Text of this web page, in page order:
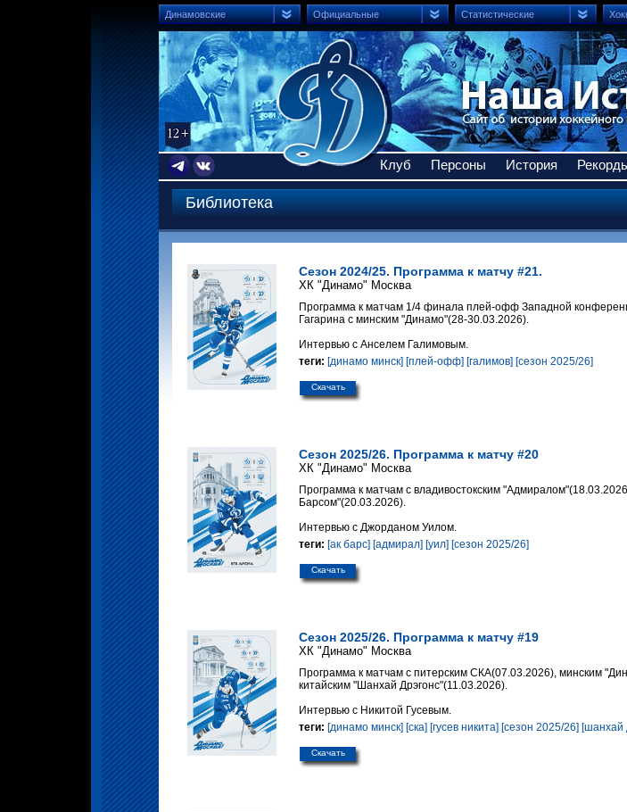
Динамовские Официальные Статистические
Клуб Персоны История
Библиотека
Сезон 2024/25. Программа к матчу #21.
ХК "Динамо" Москва
Программа к матчам 1/4 финала плей-офф Западной
Гагарина с минским "Динамо"(28-30.03.2026).
Интервью с Анселем Галимовым.
теги: [динамо минск] [плей-офф] [галимов] [сезон 2025/26]
Скачать
Сезон 2025/26. Программа к матчу #20
ХК "Динамо" Москва
Программа к матчам с владивостокским
Барсом"(20.03.2026).
Интервью с Джорданом Уилом.
теги: [ак барс] [адмирал] [уил] [сезон 2025/26]
Скачать
Сезон 2025/26. Программа к матчу #19
ХК "Динамо" Москва
Программа к матчам с питерским СКА(07.03.2026), минским
китайским "Шанхай Дрэгонс"(11.03.2026).
Интервью с Никитой Гусевым.
теги: [динамо минск] [ска] [гусев никита] [сезон 2025/26] [шанхай
Скачать